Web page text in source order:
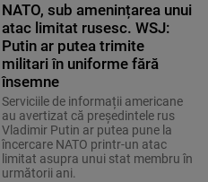
NATO, sub amenințarea unui
atac limitat rusesc. WSJ:
Putin ar putea trimite
militari în uniforme fără
însemne
Serviciile de informații americane
au avertizat că președintele rus
Vladimir Putin ar putea pune la
încercare NATO printr-un atac
limitat asupra unui stat membru în
următorii ani.